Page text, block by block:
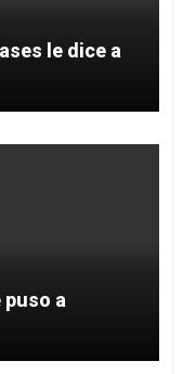
le dice a
puso a